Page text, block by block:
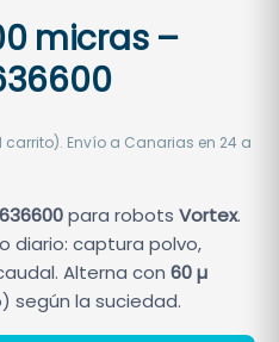
micras –
Envío a Canarias en 24 a
para robots Vortex.
diario: captura polvo,
Alterna con 60 µ
según la suciedad.